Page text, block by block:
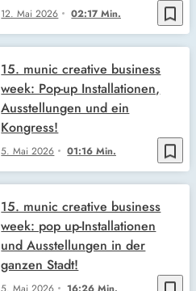
bookmark_border
12. Mai 2026 02:17 Min.
bookmark_border
5. Mai 2026 01:16 Min.
15. munic creative business
week: Pop-up Installationen,
Ausstellungen und ein
Kongress!
15. munic creative business
week: pop up-Installationen
und Ausstellungen in der
ganzen Stadt!